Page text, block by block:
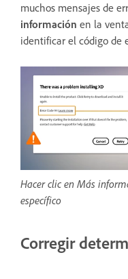
muchos mensajes de
información en la
identificar el código de
Hacer clic en Más
específico
Corregir